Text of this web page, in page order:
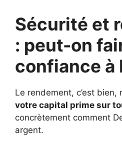
Sécurité et
: peut-on
confiance à
Le rendement, c’est bien,
votre capital prime sur
concrètement comment
argent.